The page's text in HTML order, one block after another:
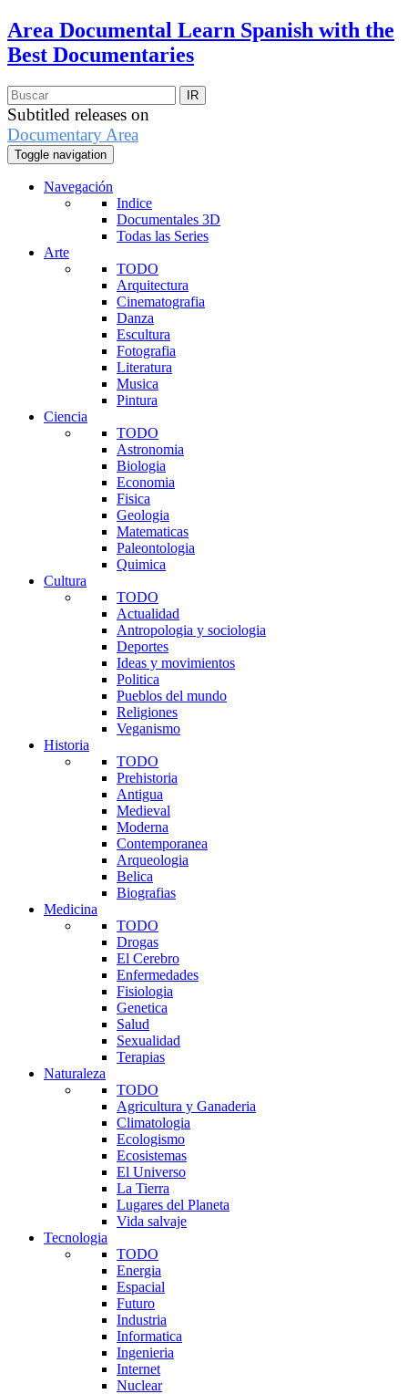
Area Documental Learn Spanish with the
Best Documentaries
Subtitled releases on
Documentary Area
Toggle navigation
Navegación
Indice
Documentales 3D
Todas las Series
Arte
TODO
Arquitectura
Cinematografia
Danza
Escultura
Fotografia
Literatura
Musica
Pintura
Ciencia
TODO
Astronomia
Biologia
Economia
Fisica
Geologia
Matematicas
Paleontologia
Quimica
Cultura
TODO
Actualidad
Antropologia y sociologia
Deportes
Ideas y movimientos
Politica
Pueblos del mundo
Religiones
Veganismo
Historia
TODO
Prehistoria
Antigua
Medieval
Moderna
Contemporanea
Arqueologia
Belica
Biografias
Medicina
TODO
Drogas
El Cerebro
Enfermedades
Fisiologia
Genetica
Salud
Sexualidad
Terapias
Naturaleza
TODO
Agricultura y Ganaderia
Climatologia
Ecologismo
Ecosistemas
El Universo
La Tierra
Lugares del Planeta
Vida salvaje
Tecnologia
TODO
Energia
Espacial
Futuro
Industria
Informatica
Ingenieria
Internet
Nuclear